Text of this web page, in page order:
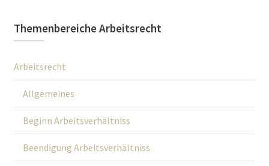
Themenbereiche Arbeitsrecht
Arbeitsrecht
Allgemeines
Beginn Arbeitsverhältniss
Beendigung Arbeitsverhältniss